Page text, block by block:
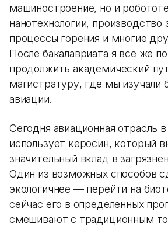
машиностроение, но и
нанотехнологии, производство
процессы горения и многие
После бакалавриата я все же
продолжить академический
магистратуру, где мы изучали
авиации.
Сегодня авиационная отрасль
использует керосин, который
значительный вклад в
Один из возможных способов
экологичнее — перейти на
сейчас его в определенных
смешивают с традиционным